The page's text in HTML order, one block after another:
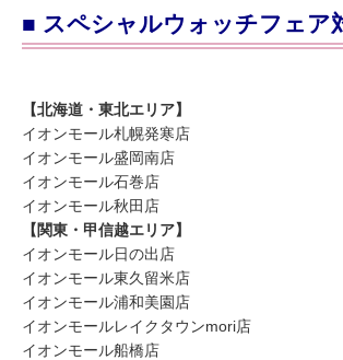
■ スペシャルウォッチフェア
【北海道・東北エリア】
イオンモール札幌発寒店
イオンモール盛岡南店
イオンモール石巻店
イオンモール秋田店
【関東・甲信越エリア】
イオンモール日の出店
イオンモール東久留米店
イオンモール浦和美園店
イオンモールレイクタウンmori店
イオンモール船橋店